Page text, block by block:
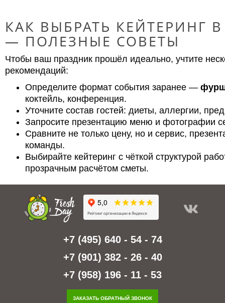
КАК ВЫБРАТЬ КЕЙТЕРИНГ
— ПОЛЕЗНЫЕ СОВЕТЫ
Чтобы ваш праздник прошёл идеально, учтите
рекомендаций:
Определите формат события заранее —
коктейль, конференция.
Уточните состав гостей: диеты, аллергии,
Запросите презентацию меню и фотографии
Сравните не только цену, но и сервис,
команды.
Выбирайте кейтеринг с чёткой структурой
прозрачным расчётом сметы.
+7 (495) 640 - 54 - 74
+7 (901) 382 - 26 - 40
+7 (958) 196 - 11 - 53
ЗАКАЗАТЬ ОБРАТНЫЙ ЗВОНОК